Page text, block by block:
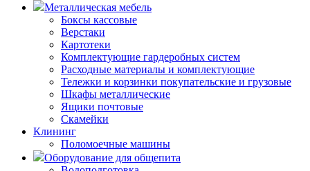
Металлическая мебель
Боксы кассовые
Верстаки
Картотеки
Комплектующие гардеробных систем
Расходные материалы и комплектующие
Тележки и корзинки покупательские и грузовые
Шкафы металлические
Ящики почтовые
Скамейки
Клининг
Поломоечные машины
Оборудование для общепита